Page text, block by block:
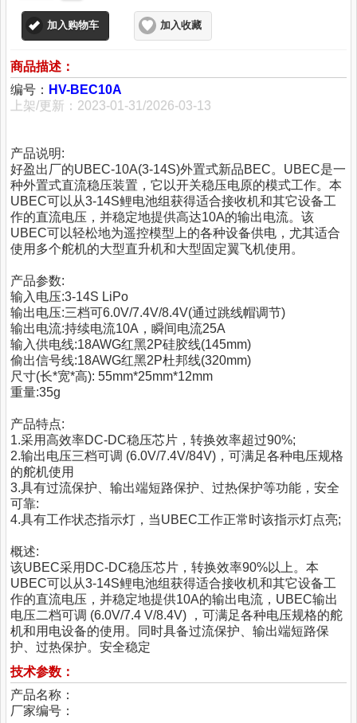
加入购物车 加入收藏
商品描述：
编号： HV-BEC10A
上架/更新：2023-01-31/2026-03-13
产品说明:
好盈出厂的UBEC-10A(3-14S)外置式新品BEC。UBEC是一
种外置式直流稳压装置，它以开关稳压电原的模式工作。本
UBEC可以从3-14S鲤电池组获得适合接收机和其它设备工
作的直流电压，并稳定地提供高达10A的输出电流。该
UBEC可以轻松地为遥控模型上的各种设备供电，尤其适合
使用多个舵机的大型直升机和大型固定翼飞机使用。
产品参数:
输入电压:3-14S LiPo
输出电压:三档可6.0V/7.4V/8.4V(通过跳线帽调节)
输出电流:持续电流10A，瞬间电流25A
输入供电线:18AWG红黑2P硅胶线(145mm)
偷出信号线:18AWG红黑2P杜邦线(320mm)
尺寸(长*宽*高): 55mm*25mm*12mm
重量:35g
产品特点:
1.采用高效率DC-DC稳压芯片，转换效率超过90%;
2.输出电压三档可调 (6.0V/7.4V/84V)，可满足各种电压规格
的舵机使用
3.具有过流保护、输出端短路保护、过热保护等功能，安全
可靠:
4.具有工作状态指示灯，当UBEC工作正常时该指示灯点亮;
概述:
该UBEC采用DC-DC稳压芯片，转换效率90%以上。本
UBEC可以从3-14S鲤电池组获得适合接收机和其它设备工
作的直流电压，并稳定地提供10A的输出电流，UBEC输出
电压二档可调 (6.0V/7.4 V/8.4V) ，可满足各种电压规格的舵
机和用电设备的使用。同时具备过流保护、输出端短路保
护、过热保护。安全稳定
技术参数：
产品名称：
厂家编号：